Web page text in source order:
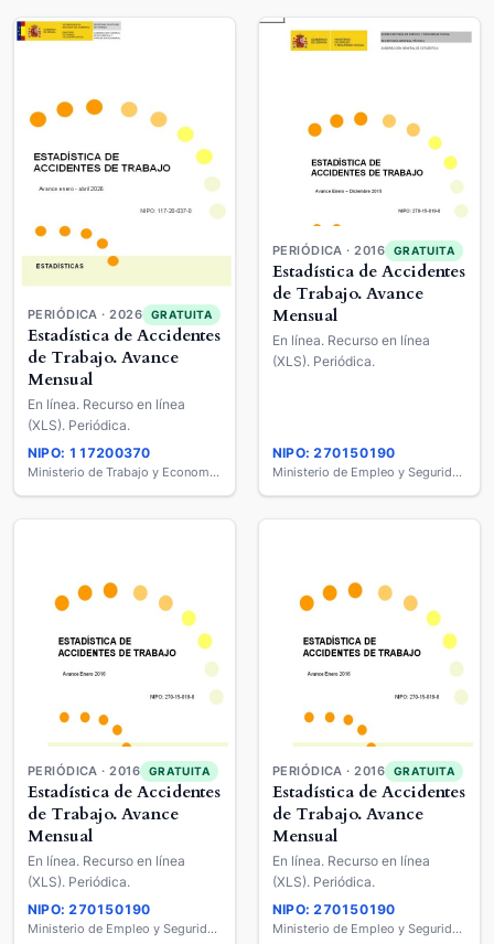
PERIÓDICA · 2026 GRATUITA
Estadística de Accidentes
de Trabajo. Avance
Mensual
En línea. Recurso en línea
(XLS). Periódica.
NIPO: 117200370
Ministerio de Trabajo y Economía Social
PERIÓDICA · 2016 GRATUITA
Estadística de Accidentes
de Trabajo. Avance
Mensual
En línea. Recurso en línea
(XLS). Periódica.
NIPO: 270150190
Ministerio de Empleo y Seguridad Social
PERIÓDICA · 2016 GRATUITA
Estadística de Accidentes
de Trabajo. Avance
Mensual
En línea. Recurso en línea
(XLS). Periódica.
NIPO: 270150190
Ministerio de Empleo y Seguridad Social
PERIÓDICA · 2016 GRATUITA
Estadística de Accidentes
de Trabajo. Avance
Mensual
En línea. Recurso en línea
(XLS). Periódica.
NIPO: 270150190
Ministerio de Empleo y Seguridad Social